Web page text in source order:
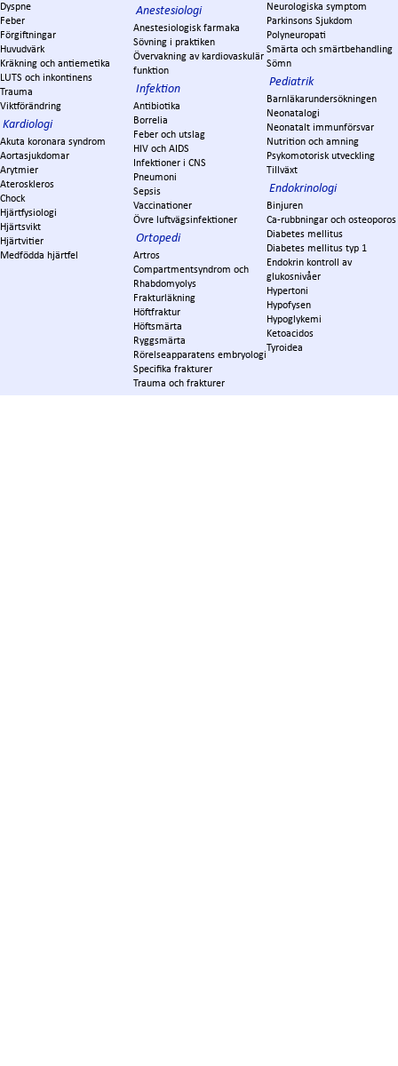
Dyspne
Feber
Förgiftningar
Huvudvärk
Kräkning och antiemetika
LUTS och inkontinens
Trauma
Viktförändring
Kardiologi
Akuta koronara syndrom
Aortasjukdomar
Arytmier
Ateroskleros
Chock
Hjärtfysiologi
Hjärtsvikt
Hjärtvitier
Medfödda hjärtfel
Anestesiologi
Anestesiologisk farmaka
Sövning i praktiken
Övervakning av kardiovaskulär
funktion
Infektion
Antibiotika
Borrelia
Feber och utslag
HIV och AIDS
Infektioner i CNS
Pneumoni
Sepsis
Vaccinationer
Övre luftvägsinfektioner
Ortopedi
Artros
Compartmentsyndrom och
Rhabdomyolys
Frakturläkning
Höftfraktur
Höftsmärta
Ryggsmärta
Rörelseapparatens embryologi
Specifika frakturer
Trauma och frakturer
Neurologiska symptom
Parkinsons Sjukdom
Polyneuropati
Smärta och smärtbehandling
Sömn
Pediatrik
Barnläkarundersökningen
Neonatalogi
Neonatalt immunförsvar
Nutrition och amning
Psykomotorisk utveckling
Tillväxt
Endokrinologi
Binjuren
Ca-rubbningar och osteoporos
Diabetes mellitus
Diabetes mellitus typ 1
Endokrin kontroll av
glukosnivåer
Hypertoni
Hypofysen
Hypoglykemi
Ketoacidos
Tyroidea